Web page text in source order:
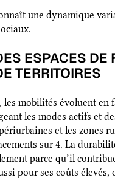
une dynamique
ESPACES DE
TERRITOIRES
mobilités évoluent
les modes actifs et
et les zones
sur 4. La
parce qu’il
pour ses coûts